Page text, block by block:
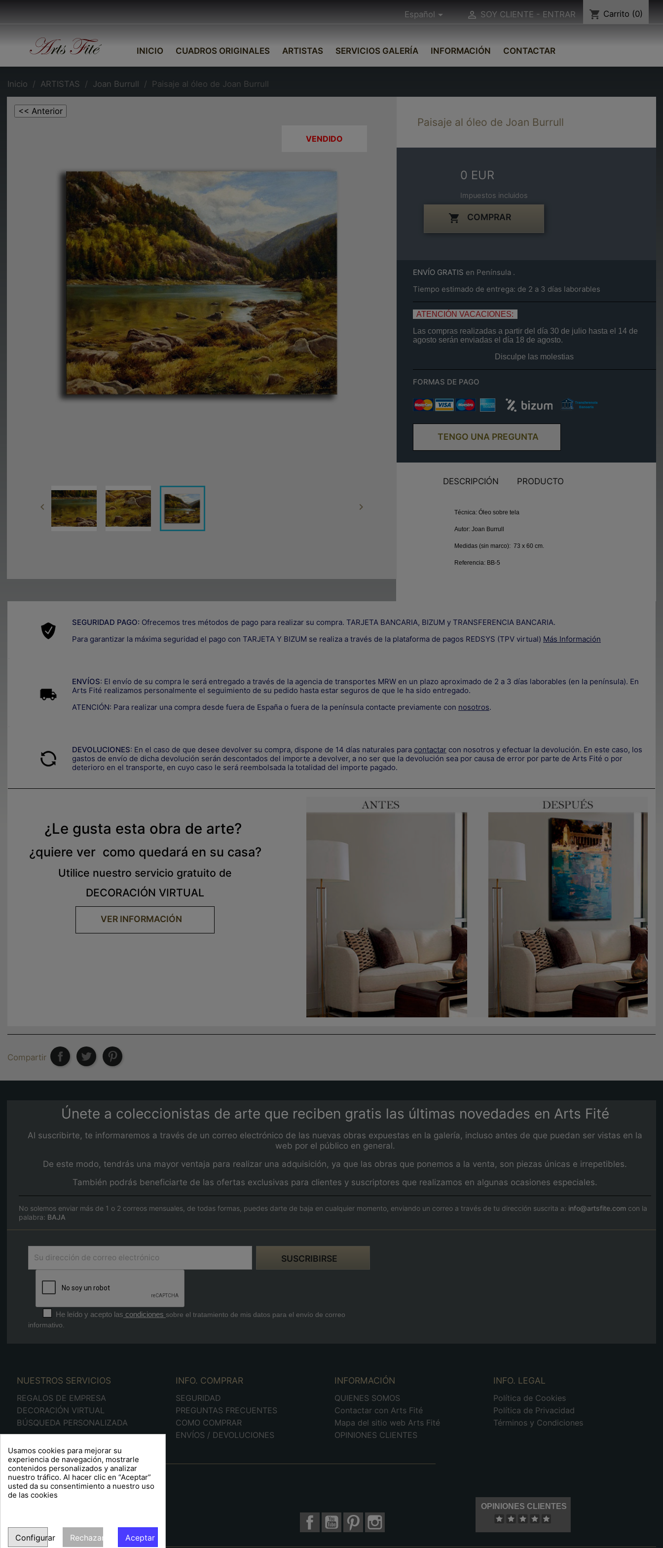
Español  SOY CLIENTE - ENTRAR shopping_cart Carrito (0)
INICIO CUADROS ORIGINALES ARTISTAS SERVICIOS GALERÍA INFORMACIÓN CONTACTAR
Inicio ARTISTAS Joan Burrull Paisaje al óleo de Joan Burrull
VENDIDO
 
Paisaje al óleo de Joan Burrull
0 EUR
Impuestos incluidos
 COMPRAR
ENVÍO GRATIS en Península .
Tiempo estimado de entrega: de 2 a 3 días laborables
ATENCIÓN VACACIONES:
Las compras realizadas a partir del día 30 de julio hasta el 14de
agosto serán enviadas el día 18 de agosto.
Disculpe las molestias
FORMAS DE PAGO
TENGO UNA PREGUNTA
DESCRIPCIÓN PRODUCTO
Técnica: Óleo sobre tela
Autor: Joan Burrull
Medidas (sin marco): 73 x 60 cm.
Referencia: BB-5
SEGURIDAD PAGO: Ofrecemos tres métodos de pago para realizar su compra. TARJETA BANCARIA, BIZUM y TRANSFERENCIA BANCARIA.
Para garantizar la máxima seguridad el pago con TARJETA Y BIZUM se realiza a través de la plataforma de pagos REDSYS (TPV virtual) Más Información
ENVÍOS: El envío de su compra le será entregado a través de la agencia de transportes MRW en un plazo aproximado de 2 a 3 días laborables (en la península). En
Arts Fité realizamos personalmente el seguimiento de su pedido hasta estar seguros de que le ha sido entregado.
ATENCIÓN: Para realizar una compra desde fuera de España o fuera de la península contacte previamente con nosotros.
DEVOLUCIONES: En el caso de que desee devolver su compra, dispone de 14 días naturales para contactar con nosotros y efectuar la devolución. En este caso, los
gastos de envío de dicha devolución serán descontados del importe a devolver, a no ser que la devolución sea por causa de error por parte de Arts Fité o por
deterioro en el transporte, en cuyo caso le será reembolsada la totalidad del importe pagado.
¿Le gusta esta obra de arte?
¿quiere ver como quedará en su casa?
Utilice nuestro servicio gratuito de
DECORACIÓN VIRTUAL
VER INFORMACIÓN
Compartir
Únete a coleccionistas de arte que reciben gratis las últimas novedades en Arts Fité
Al suscribirte, te informaremos a través de un correo electrónico de las nuevas obras expuestas en la galería, incluso antes de que puedan ser vistas en la
web por el público en general.
De este modo, tendrás una mayor ventaja para realizar una adquisición, ya que las obras que ponemos a la venta, son piezas únicas e irrepetibles.
También podrás beneficiarte de las ofertas exclusivas para clientes y suscriptores que realizamos en algunas ocasiones especiales.
No solemos enviar más de 1 o 2 correos mensuales, de todas formas, puedes darte de baja en cualquier momento, enviando un correo a través de tu dirección suscrita a: info@artsfite.com con la
palabra: BAJA
He leído y acepto las condiciones sobre el tratamiento de mis datos para el envío de correo
informativo.
NUESTROS SERVICIOS
REGALOS DE EMPRESA
DECORACIÓN VIRTUAL
BÚSQUEDA PERSONALIZADA
INFO. COMPRAR
SEGURIDAD
PREGUNTAS FRECUENTES
COMO COMPRAR
ENVÍOS / DEVOLUCIONES
INFORMACIÓN
QUIENES SOMOS
Contactar con Arts Fité
Mapa del sitio web Arts Fité
OPINIONES CLIENTES
INFO. LEGAL
Política de Cookies
Política de Privacidad
Términos y Condiciones
A R T S F I T É
Plaça Barcelona, 6
Tel: 93 711 89 01
FacebookYouTubePinterest
OPINIONES CLIENTES
Usamos cookies para mejorar su
experiencia de navegación, mostrarle
contenidos personalizados y analizar
nuestro tráfico. Al hacer clic en “Aceptar”
usted da su consentimiento a nuestro uso
de las cookies
Configurar Rechazar Aceptar